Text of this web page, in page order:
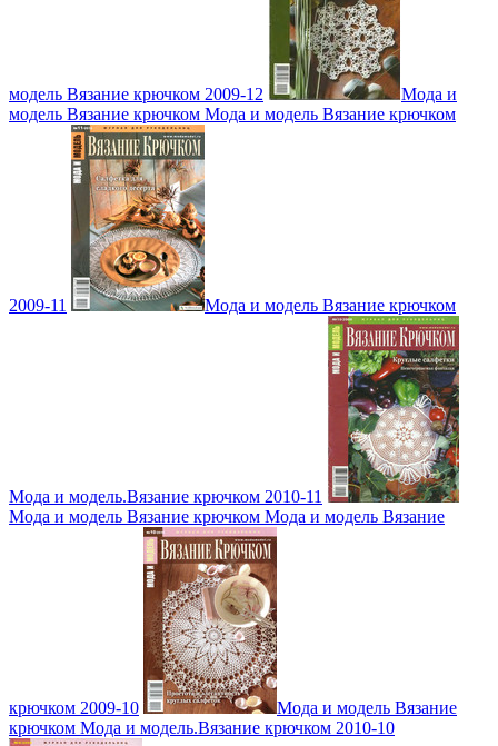
модель Вязание крючком 2009-12
Мода и
модель Вязание крючком Мода и модель Вязание крючком
2009-11 Мода и модель Вязание крючком
Мода и модель.Вязание крючком 2010-11
Мода и модель Вязание крючком Мода и модель Вязание
крючком 2009-10
Мода и модель Вязание
крючком Мода и модель.Вязание крючком 2010-10